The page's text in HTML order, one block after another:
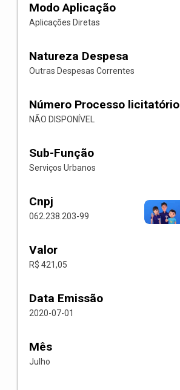
Modo Aplicação
Aplicações Diretas
Natureza Despesa
Outras Despesas Correntes
Número Processo licitatório
NÃO DISPONÍVEL
Sub-Função
Serviços Urbanos
Cnpj
062.238.203-99
Valor
R$ 421,05
Data Emissão
2020-07-01
Mês
Julho